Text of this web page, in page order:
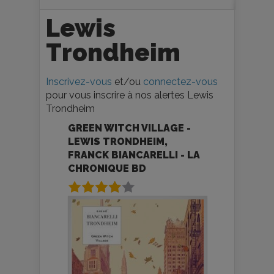
Lewis
Trondheim
Inscrivez-vous et/ou connectez-vous
pour vous inscrire à nos alertes Lewis
Trondheim
GREEN WITCH VILLAGE -
LEWIS TRONDHEIM,
FRANCK BIANCARELLI - LA
CHRONIQUE BD